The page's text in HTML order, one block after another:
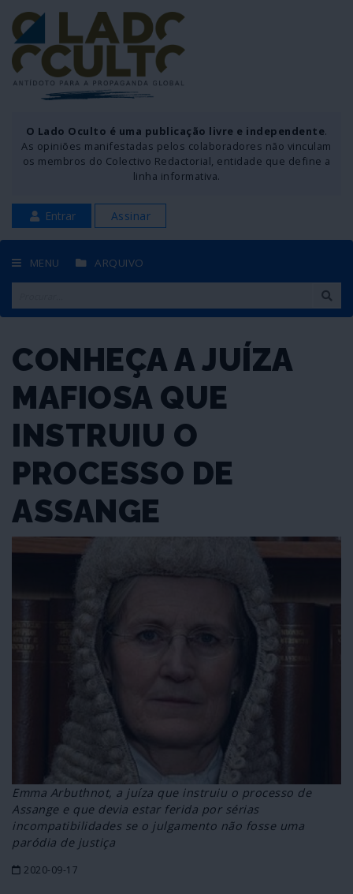
O Lado Oculto é uma publicação livre e independente.
As opiniões manifestadas pelos colaboradores não vinculam
os membros do Colectivo Redactorial, entidade que define a
linha informativa.
Entrar Assinar
MENU ARQUIVO
CONHEÇA A JUÍZA
MAFIOSA QUE
INSTRUIU O
PROCESSO DE
ASSANGE
Emma Arbuthnot, a juíza que instruiu o processo de
Assange e que devia estar ferida por sérias
incompatibilidades se o julgamento não fosse uma
paródia de justiça
2020-09-17